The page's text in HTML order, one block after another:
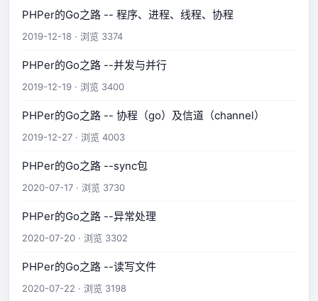
PHPer的Go之路 -- 程序、进程、线程、协程
2019-12-18 · 浏览 3374
PHPer的Go之路 --并发与并行
2019-12-19 · 浏览 3400
PHPer的Go之路 -- 协程（go）及信道（channel）
2019-12-27 · 浏览 4003
PHPer的Go之路 --sync包
2020-07-17 · 浏览 3730
PHPer的Go之路 --异常处理
2020-07-20 · 浏览 3302
PHPer的Go之路 --读写文件
2020-07-22 · 浏览 3198